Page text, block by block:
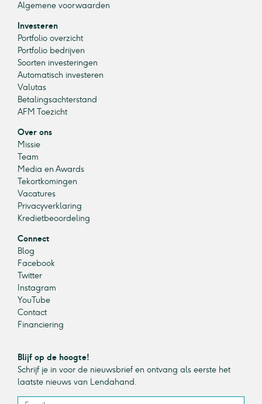
Algemene voorwaarden
Investeren
Portfolio overzicht
Portfolio bedrijven
Soorten investeringen
Automatisch investeren
Valutas
Betalingsachterstand
AFM Toezicht
Over ons
Missie
Team
Media en Awards
Tekortkomingen
Vacatures
Privacyverklaring
Kredietbeoordeling
Connect
Blog
Facebook
Twitter
Instagram
YouTube
Contact
Financiering
Blijf op de hoogte!
Schrijf je in voor de nieuwsbrief en ontvang als eerste het
laatste nieuws van Lendahand.